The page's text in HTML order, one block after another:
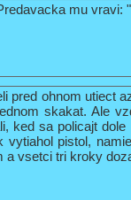
mu vravi:
pred ohnom utiect
skakat. Ale
ked sa policajt
vytiahol pistol,
a vsetci tri kroky